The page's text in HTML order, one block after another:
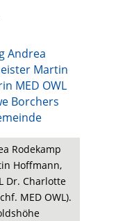
Rodekamp
Hoffmann,
Dr. Charlotte
MED OWL).